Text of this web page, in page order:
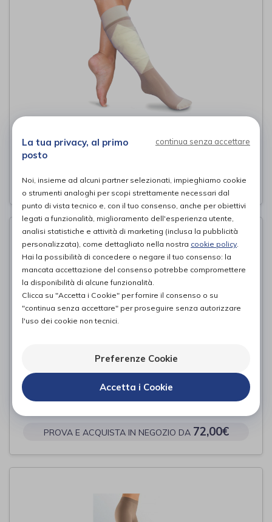
di Gloria Med
GLORIAMED MICRO GAMBALETTO
PUNTA CHIUSA
Gloria Med
PROVA E ACQUISTA IN NEGOZIO DA 72,00€
La tua privacy, al primo
posto
continua senza accettare
Noi, insieme ad alcuni partner selezionati, impieghiamo cookie
o strumenti analoghi per scopi strettamente necessari dal
punto di vista tecnico e, con il tuo consenso, anche per obiettivi
legati a funzionalità, miglioramento dell'esperienza utente,
analisi statistiche e attività di marketing (inclusa la pubblicità
personalizzata), come dettagliato nella nostra cookie policy.
Hai la possibilità di concedere o negare il tuo consenso: la
mancata accettazione del consenso potrebbe compromettere
la disponibilità di alcune funzionalità.
Clicca su "Accetta i Cookie" per fornire il consenso o su
"continua senza accettare" per proseguire senza autorizzare
l'uso dei cookie non tecnici.
Preferenze Cookie
Accetta i Cookie